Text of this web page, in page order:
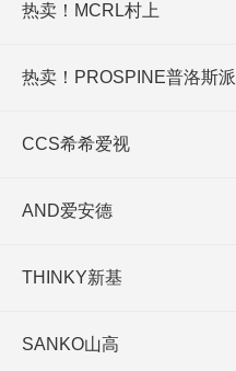
热卖！MCRL村上
热卖！PROSPINE普洛斯派
CCS希希爱视
AND爱安德
THINKY新基
SANKO山高